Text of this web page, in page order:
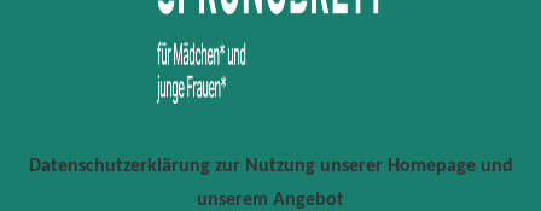
Datenschutzerklärung zur Nutzung unserer Homepage und
unserem Angebot